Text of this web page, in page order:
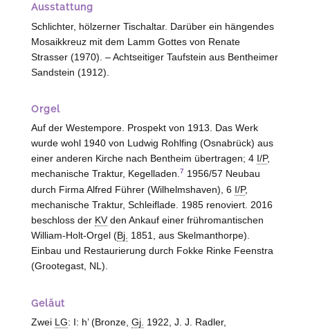
Ausstattung
Schlichter, hölzerner Tischaltar. Darüber ein hängendes
Mosaikkreuz mit dem Lamm Gottes von Renate
Strasser (1970). – Achtseitiger Taufstein aus Bentheimer
Sandstein (1912).
Orgel
Auf der Westempore. Prospekt von 1913. Das Werk
wurde wohl 1940 von Ludwig Rohlfing (Osnabrück) aus
einer anderen Kirche nach Bentheim übertragen; 4 I/P,
mechanische Traktur, Kegelladen.7 1956/57 Neubau
durch Firma Alfred Führer (Wilhelmshaven), 6 I/P,
mechanische Traktur, Schleiflade. 1985 renoviert. 2016
beschloss der KVden Ankauf einer frühromantischen
William-Holt-Orgel (Bj. 1851, aus Skelmanthorpe).
Einbau und Restaurierung durch Fokke Rinke Feenstra
(Grootegast, NL).
Geläut
Zwei LG: I: h’ (Bronze, Gj. 1922, J. J. Radler,